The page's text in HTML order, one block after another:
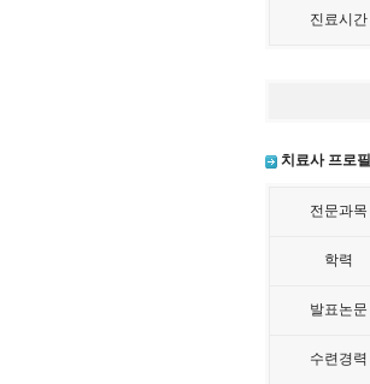
진료시간
치료사 프로필
전문과목
학력
발표논문
수련경력